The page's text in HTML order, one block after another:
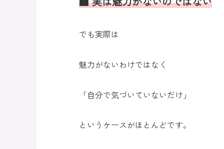
でも実際は
魅力がないわけではなく
「自分で気づいていないだけ」
というケースがほとんどです。